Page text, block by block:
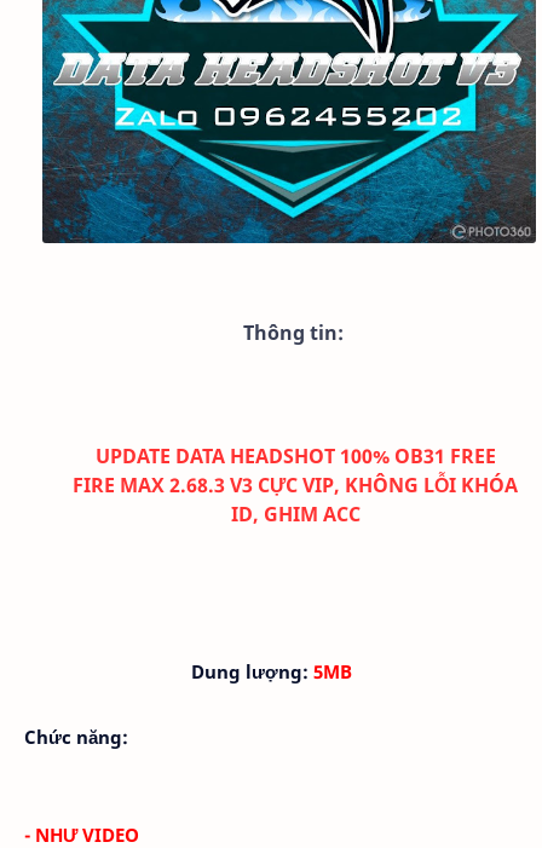
Thông tin:
UPDATE DATA HEADSHOT 100% OB31 FREE
FIRE MAX 2.68.3 V3 CỰC VIP, KHÔNG LỖI KHÓA
ID, GHIM ACC
Dung lượng: 5MB
Chức năng:
- NHƯ VIDEO